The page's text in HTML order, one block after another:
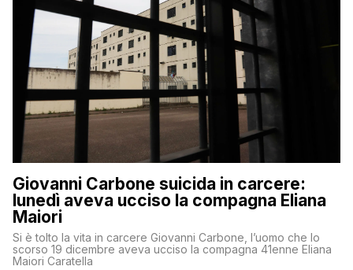
Giovanni Carbone suicida in carcere:
lunedì aveva ucciso la compagna Eliana
Maiori
Si è tolto la vita in carcere Giovanni Carbone, l’uomo che lo
scorso 19 dicembre aveva ucciso la compagna 41enne Eliana
Maiori Caratella